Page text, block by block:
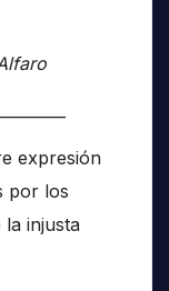
expresión
por los
la injusta